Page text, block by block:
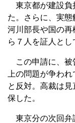
東京都が建設負
た。さらに、実
河川部長や国の
ら７人を証人とし
この申請に、被
上の問題が争わ
と反対。高裁は
保した。
東京分の次回弁